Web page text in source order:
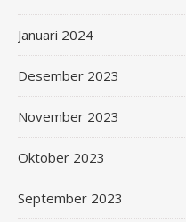
Januari 2024
Desember 2023
November 2023
Oktober 2023
September 2023